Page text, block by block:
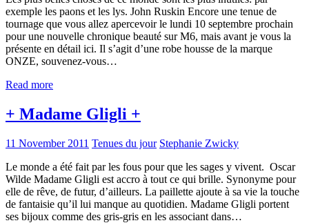
exemple les paons et les lys. John Ruskin Encore une tenue de
tournage que vous allez apercevoir le lundi 10 septembre prochain
pour une nouvelle chronique beauté sur M6, mais avant je vous la
présente en détail ici. Il s’agit d’une robe housse de la marque
ONZE, souvenez-vous…
Read more
+ Madame Gligli +
11 November 2011 Tenues du jour Stephanie Zwicky
Le monde a été fait par les fous pour que les sages y vivent. Oscar
Wilde Madame Gligli est accro à tout ce qui brille. Synonyme pour
elle de rêve, de futur, d’ailleurs. La paillette ajoute à sa vie la touche
de fantaisie qu’il lui manque au quotidien. Madame Gligli portent
ses bijoux comme des gris-gris en les associant dans…